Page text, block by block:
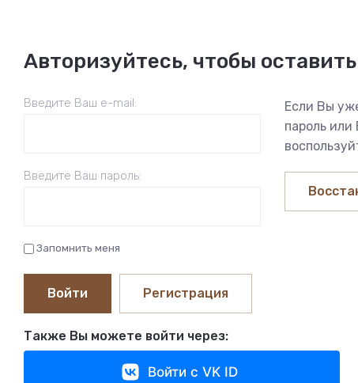
Авторизуйтесь, чтобы
Введите Ваш e-mail:
Введите Ваш пароль:
Запомнить меня
Войти Регистрация
Если Вы
пароль
Также Вы можете войти через:
Войти с VK ID